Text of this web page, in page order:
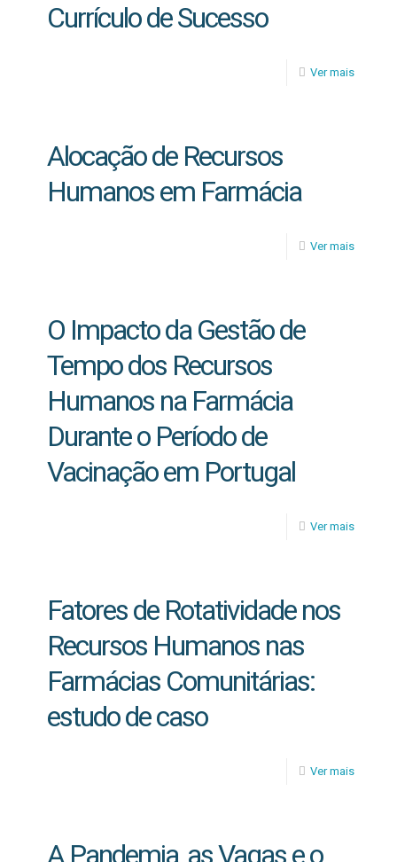
Currículo de Sucesso
Ver mais
Alocação de Recursos
Humanos em Farmácia
Ver mais
O Impacto da Gestão de
Tempo dos Recursos
Humanos na Farmácia
Durante o Período de
Vacinação em Portugal
Ver mais
Fatores de Rotatividade nos
Recursos Humanos nas
Farmácias Comunitárias:
estudo de caso
Ver mais
A Pandemia, as Vagas e o